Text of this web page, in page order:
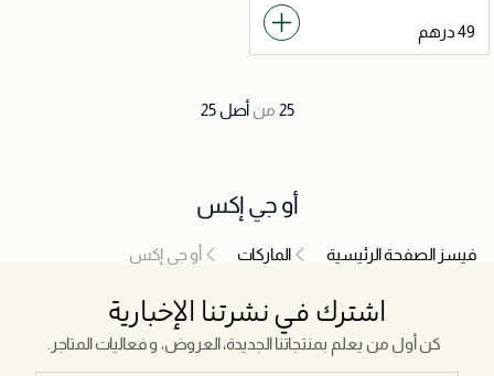
25 من أصل 25
أو جي إكس
فيسز الصفحة الرئيسية الماركات أو جي إكس
اشترك في نشرتنا الإخبارية
كن أول من يعلم بمنتجاتنا الجديدة، العروض، و فعاليات المتاجر.